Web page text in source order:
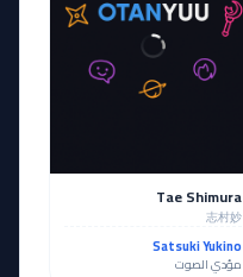
Tae Shimura
志村妙
Satsuki Yukino
مؤدي الصوت